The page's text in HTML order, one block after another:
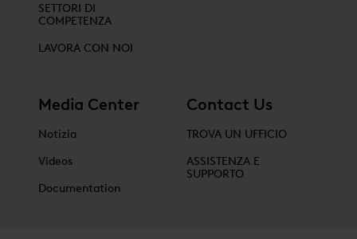
SETTORI DI
COMPETENZA
LAVORA CON NOI
Media Center
Notizia
Videos
Documentation
Contact Us
TROVA UN UFFICIO
ASSISTENZA E
SUPPORTO